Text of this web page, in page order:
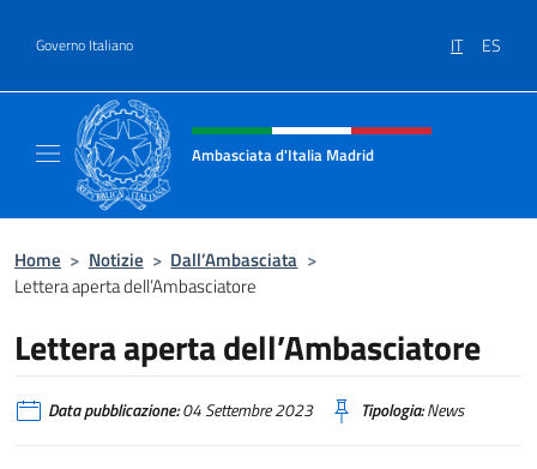
Governo Italiano IT ES
Intestazione sito, social e menù
Ambasciata d'Italia Madrid
Home > Notizie > Dall’Ambasciata >
Lettera aperta dell’Ambasciatore
Lettera aperta dell’Ambasciatore
Data pubblicazione:04 Settembre 2023 Tipologia:News